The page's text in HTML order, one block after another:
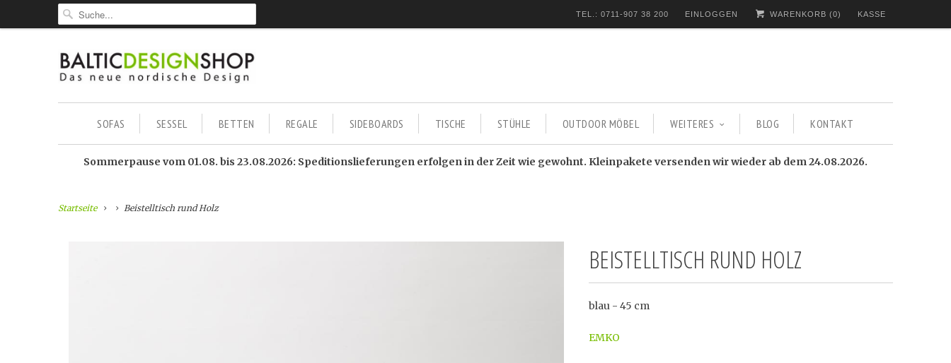
TEL.: 0711-907 38 200 EINLOGGEN WARENKORB (0) KASSE
SOFAS SESSEL BETTEN REGALE SIDEBOARDS TISCHE STÜHLE OUTDOOR MÖBEL WEITERES BLOG KONTAKT
Sommerpause vom 01.08. bis 23.08.2026: Speditionslieferungen erfolgen in der Zeit wie gewohnt. Kleinpakete versenden wir wieder ab dem 24.08.2026.
Startseite Beistelltisch rund Holz
BEISTELLTISCH RUND HOLZ
blau - 45 cm
EMKO